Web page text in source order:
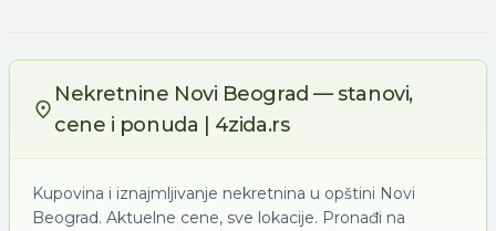
Nekretnine Novi Beograd — stanovi,
cene i ponuda | 4zida.rs
Kupovina i iznajmljivanje nekretnina u opštini Novi
Beograd. Aktuelne cene, sve lokacije. Pronađi na